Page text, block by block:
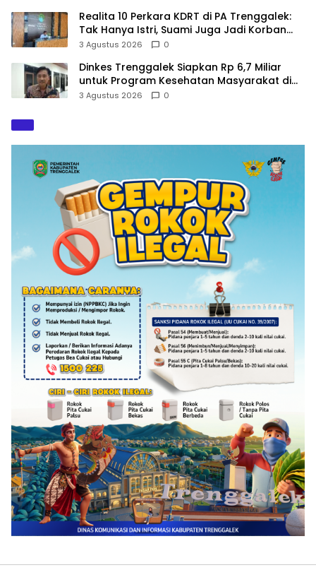
Realita 10 Perkara KDRT di PA Trenggalek:
Tak Hanya Istri, Suami Juga Jadi Korban
Kekerasan
3 Agustus 2026 0
Dinkes Trenggalek Siapkan Rp 6,7 Miliar
untuk Program Kesehatan Masyarakat di
2027
3 Agustus 2026 0